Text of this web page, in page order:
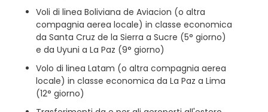
Voli di linea Boliviana de Aviacion (o altra
compagnia aerea locale) in classe economica
da Santa Cruz de la Sierra a Sucre (5° giorno)
e da Uyuni a La Paz (9° giorno)
Volo di linea Latam (o altra compagnia aerea
locale) in classe economica da La Paz a Lima
(12° giorno)